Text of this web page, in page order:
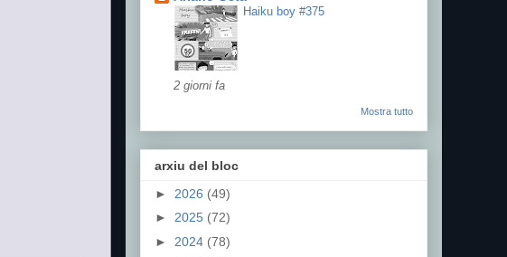
Haiku boy #375
2 giorni fa
Mostra tutto
arxiu del bloc
► 2026 (49)
► 2025 (72)
► 2024 (78)